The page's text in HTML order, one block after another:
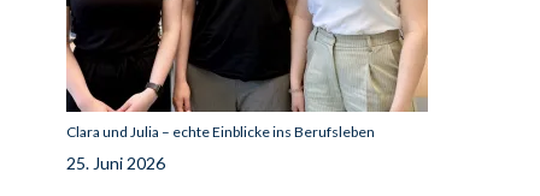
Clara und Julia – echte Einblicke ins Berufsleben
25. Juni 2026